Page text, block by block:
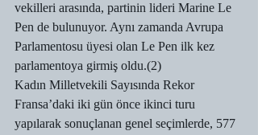
vekilleri arasında, partinin lideri Marine Le
Pen de bulunuyor. Aynı zamanda Avrupa
Parlamentosu üyesi olan Le Pen ilk kez
parlamentoya girmiş oldu.(2)
Kadın Milletvekili Sayısında Rekor
Fransa’daki iki gün önce ikinci turu
yapılarak sonuçlanan genel seçimlerde, 577